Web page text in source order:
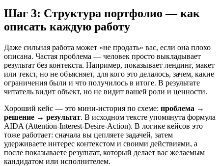
Шаг 3: Структура портфолио — как
описать каждую работу
Даже сильная работа может «не продать» вас, если она плохо
описана. Частая проблема — человек просто выкладывает
результат без контекста. Например, показывает лендинг, макет
или текст, но не объясняет, для кого это делалось, зачем, какие
ограничения были и что получилось в итоге. В результате
читатель видит объект, но не видит вашей роли и ценности.
Хороший кейс — это мини-история по схеме: проблема →
решение → результат. В исходном тексте упомянута формула
AIDA (Attention-Interest-Desire-Action). В логике кейсов это
тоже работает: сначала вы цепляете задачей, затем
удерживаете интерес контекстом и своими действиями, а
после показываете результат, который делает вас желаемым
кандидатом или исполнителем.